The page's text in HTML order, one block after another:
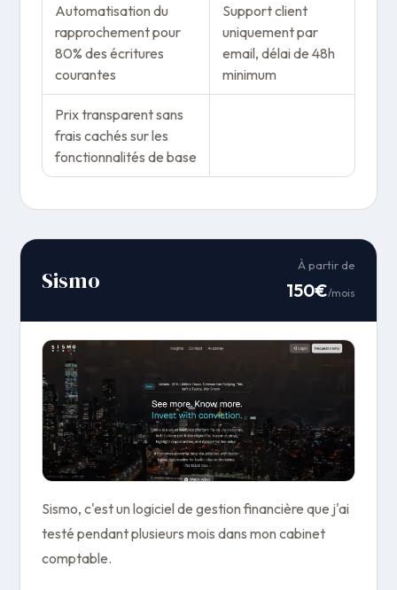
Automatisation du
rapprochement pour
80% des écritures
courantes
Support client
uniquement par
email, délai de 48h
minimum
Prix transparent sans
frais cachés sur les
fonctionnalités de base
Sismo
À partir de
150€/mois
Sismo, c'est un logiciel de gestion financière que j'ai
testé pendant plusieurs mois dans mon cabinet
comptable.